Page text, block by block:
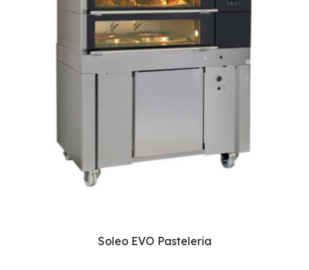
Soleo EVO Pasteleria